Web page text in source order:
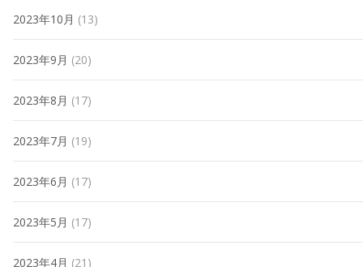
2023年10月 (13)
2023年9月 (20)
2023年8月 (17)
2023年7月 (19)
2023年6月 (17)
2023年5月 (17)
2023年4月 (21)